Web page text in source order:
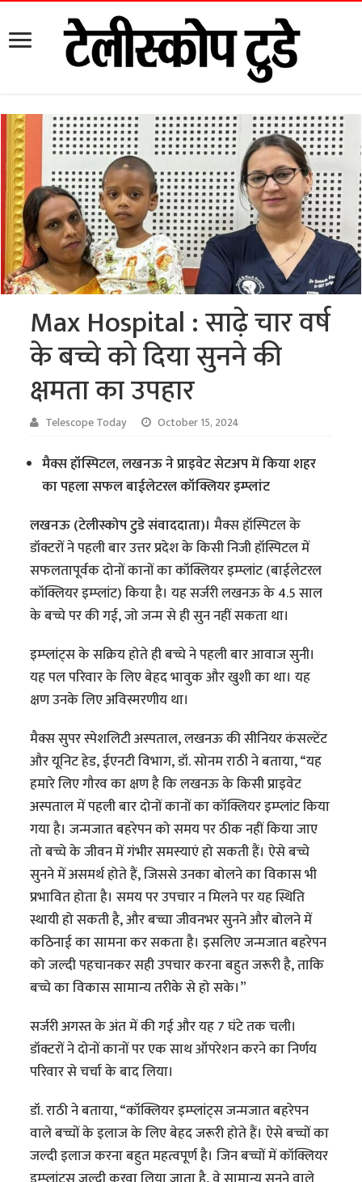
Max Hospital : साढ़े चार वर्ष
के बच्चे को दिया सुनने की
क्षमता का उपहार
Telescope Today October 15, 2024
मैक्स हॉस्पिटल, लखनऊ ने प्राइवेट सेटअप में किया शहर
का पहला सफल बाईलेटरल कॉक्लियर इम्प्लांट
लखनऊ (टेलीस्कोप टुडे संवाददाता)।मैक्स हॉस्पिटल के
डॉक्टरों ने पहली बार उत्तर प्रदेश के किसी निजी हॉस्पिटल में
सफलतापूर्वक दोनों कानों का कॉक्लियर इम्प्लांट (बाईलेटरल
कॉक्लियर इम्प्लांट) किया है। यह सर्जरी लखनऊ के 4.5 साल
के बच्चे पर की गई, जो जन्म से ही सुन नहीं सकता था।
इम्प्लांट्स के सक्रिय होते ही बच्चे ने पहली बार आवाज सुनी।
यह पल परिवार के लिए बेहद भावुक और खुशी का था। यह
क्षण उनके लिए अविस्मरणीय था।
मैक्स सुपर स्पेशलिटी अस्पताल, लखनऊ की सीनियर कंसल्टेंट
और यूनिट हेड, ईएनटी विभाग, डॉ. सोनम राठी ने बताया, “यह
हमारे लिए गौरव का क्षण है कि लखनऊ के किसी प्राइवेट
अस्पताल में पहली बार दोनों कानों का कॉक्लियर इम्प्लांट किया
गया है। जन्मजात बहरेपन को समय पर ठीक नहीं किया जाए
तो बच्चे के जीवन में गंभीर समस्याएं हो सकती हैं। ऐसे बच्चे
सुनने में असमर्थ होते हैं, जिससे उनका बोलने का विकास भी
प्रभावित होता है। समय पर उपचार न मिलने पर यह स्थिति
स्थायी हो सकती है, और बच्चा जीवनभर सुनने और बोलने में
कठिनाई का सामना कर सकता है। इसलिए जन्मजात बहरेपन
को जल्दी पहचानकर सही उपचार करना बहुत जरूरी है, ताकि
बच्चे का विकास सामान्य तरीके से हो सके।”
सर्जरी अगस्त के अंत में की गई और यह 7 घंटे तक चली।
डॉक्टरों ने दोनों कानों पर एक साथ ऑपरेशन करने का निर्णय
परिवार से चर्चा के बाद लिया।
डॉ. राठी ने बताया, “कॉक्लियर इम्प्लांट्स जन्मजात बहरेपन
वाले बच्चों के इलाज के लिए बेहद जरूरी होते हैं। ऐसे बच्चों का
जल्दी इलाज करना बहुत महत्वपूर्ण है। जिन बच्चों में कॉक्लियर